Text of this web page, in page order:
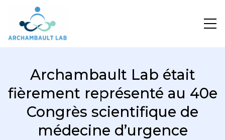
Archambault Lab était
fièrement représenté au 40e
Congrès scientifique de
médecine d’urgence